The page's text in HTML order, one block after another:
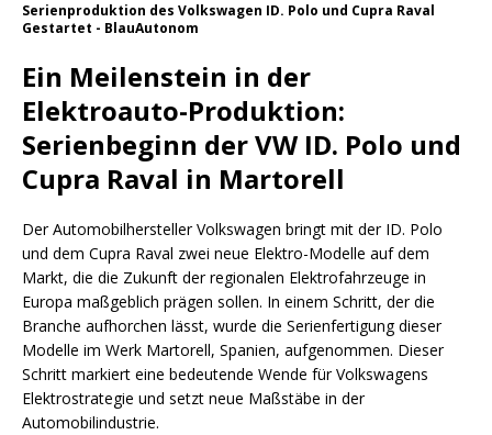
Serienproduktion des Volkswagen ID. Polo und Cupra Raval
Gestartet - BlauAutonom
Ein Meilenstein in der
Elektroauto-Produktion:
Serienbeginn der VW ID. Polo und
Cupra Raval in Martorell
Der Automobilhersteller Volkswagen bringt mit der ID. Polo
und dem Cupra Raval zwei neue Elektro-Modelle auf dem
Markt, die die Zukunft der regionalen Elektrofahrzeuge in
Europa maßgeblich prägen sollen. In einem Schritt, der die
Branche aufhorchen lässt, wurde die Serienfertigung dieser
Modelle im Werk Martorell, Spanien, aufgenommen. Dieser
Schritt markiert eine bedeutende Wende für Volkswagens
Elektrostrategie und setzt neue Maßstäbe in der
Automobilindustrie.